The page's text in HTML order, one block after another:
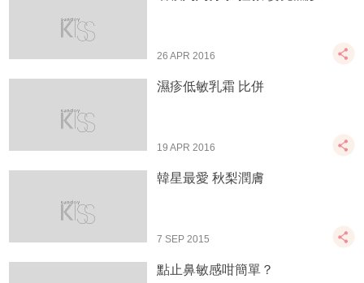
26 APR 2016
濕疹低敏乳霜 比併
19 APR 2016
韓星最愛 秋梨潤膚
7 SEP 2015
點止鼻敏感咁簡單？